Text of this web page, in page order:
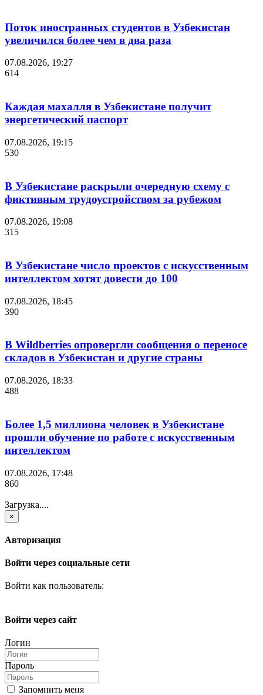
Поток иностранных студентов в Узбекистан
увеличился более чем в два раза
07.08.2026, 19:27
614
Каждая махалля в Узбекистане получит
энергетический паспорт
07.08.2026, 19:15
530
В Узбекистане раскрыли очередную схему с
фиктивным трудоустройством за рубежом
07.08.2026, 19:08
315
В Узбекистане число проектов с искусственным
интеллектом хотят довести до 100
07.08.2026, 18:45
390
В Wildberries опровергли сообщения о переносе
складов в Узбекистан и другие страны
07.08.2026, 18:33
488
Более 1,5 миллиона человек в Узбекистане
прошли обучение по работе с искусственным
интеллектом
07.08.2026, 17:48
860
Загрузка....
×
Авторизация
Войти через социальные сети
Войти как пользователь:
Войти через сайт
Логин
Пароль
Запомнить меня